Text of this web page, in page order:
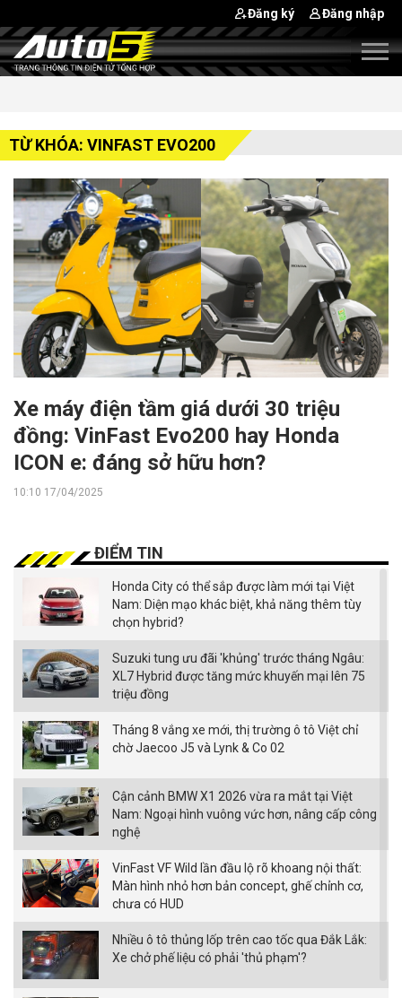
Đăng ký Đăng nhập
TỪ KHÓA: VINFAST EVO200
Xe máy điện tầm giá dưới 30 triệu
đồng: VinFast Evo200 hay Honda
ICON e: đáng sở hữu hơn?
10:10 17/04/2025
ĐIỂM TIN
Honda City có thể sắp được làm mới tại Việt
Nam: Diện mạo khác biệt, khả năng thêm tùy
chọn hybrid?
Suzuki tung ưu đãi 'khủng' trước tháng Ngâu:
XL7 Hybrid được tăng mức khuyến mại lên 75
triệu đồng
Tháng 8 vắng xe mới, thị trường ô tô Việt chỉ
chờ Jaecoo J5 và Lynk & Co 02
Cận cảnh BMW X1 2026 vừa ra mắt tại Việt
Nam: Ngoại hình vuông vức hơn, nâng cấp công
nghệ
VinFast VF Wild lần đầu lộ rõ khoang nội thất:
Màn hình nhỏ hơn bản concept, ghế chỉnh cơ,
chưa có HUD
Nhiều ô tô thủng lốp trên cao tốc qua Đắk Lắk:
Xe chở phế liệu có phải 'thủ phạm'?